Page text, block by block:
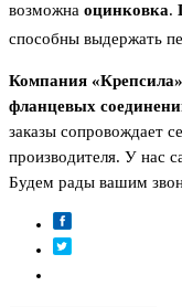
возможна оцинковка.
способны выдержать
Компания «Крепсила»
фланцевых
заказы сопровождает
производителя. У нас
Будем рады вашим